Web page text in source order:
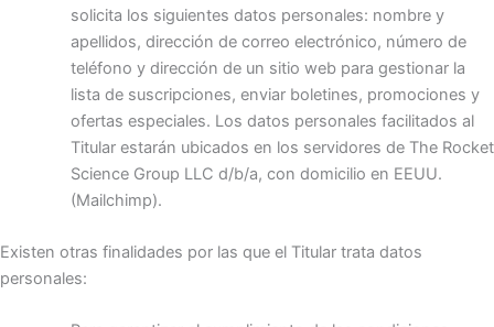
solicita los siguientes datos personales: nombre y
apellidos, dirección de correo electrónico, número de
teléfono y dirección de un sitio web para gestionar la
lista de suscripciones, enviar boletines, promociones y
ofertas especiales. Los datos personales facilitados al
Titular estarán ubicados en los servidores de The Rocket
Science Group LLC d/b/a, con domicilio en EEUU.
(Mailchimp).
Existen otras finalidades por las que el Titular trata datos
personales: